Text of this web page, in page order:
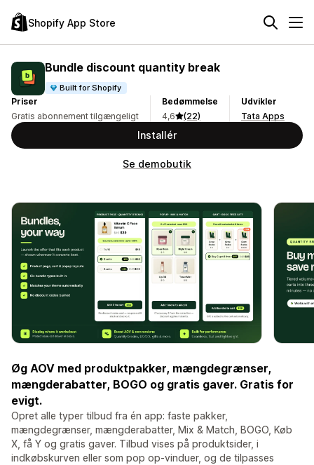
Shopify App Store
Bundle discount quantity break
Built for Shopify
Priser
Gratis abonnement tilgængeligt
Bedømmelse
4,6
(22)
Udvikler
Tata Apps
Installér
Se demobutik
Øg AOV med produktpakker, mængdegrænser,
mængderabatter, BOGO og gratis gaver. Gratis for
evigt.
Opret alle typer tilbud fra én app: faste pakker,
mængdegrænser, mængderabatter, Mix & Match, BOGO, Køb
X, få Y og gratis gaver. Tilbud vises på produktsider, i
indkøbskurven eller som pop op-vinduer, og de tilpasses